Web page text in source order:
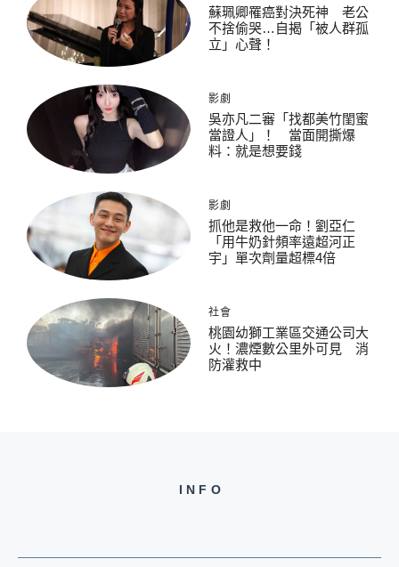
蘇珮卿罹癌對決死神 老公
不捨偷哭…自揭「被人群孤
立」心聲！
影劇
吳亦凡二審「找都美竹閨蜜
當證人」！ 當面開撕爆
料：就是想要錢
影劇
抓他是救他一命！劉亞仁
「用牛奶針頻率遠超河正
宇」單次劑量超標4倍
社會
桃園幼獅工業區交通公司大
火！濃煙數公里外可見 消
防灌救中
INFO